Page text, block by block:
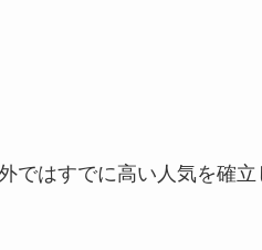
ではすでに高い人気を確立